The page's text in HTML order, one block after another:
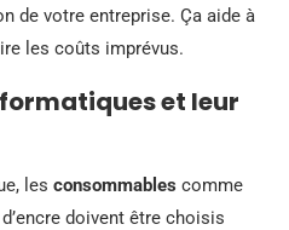
de votre entreprise. Ça aide à
les coûts imprévus.
et leur
les consommables comme
doivent être choisis